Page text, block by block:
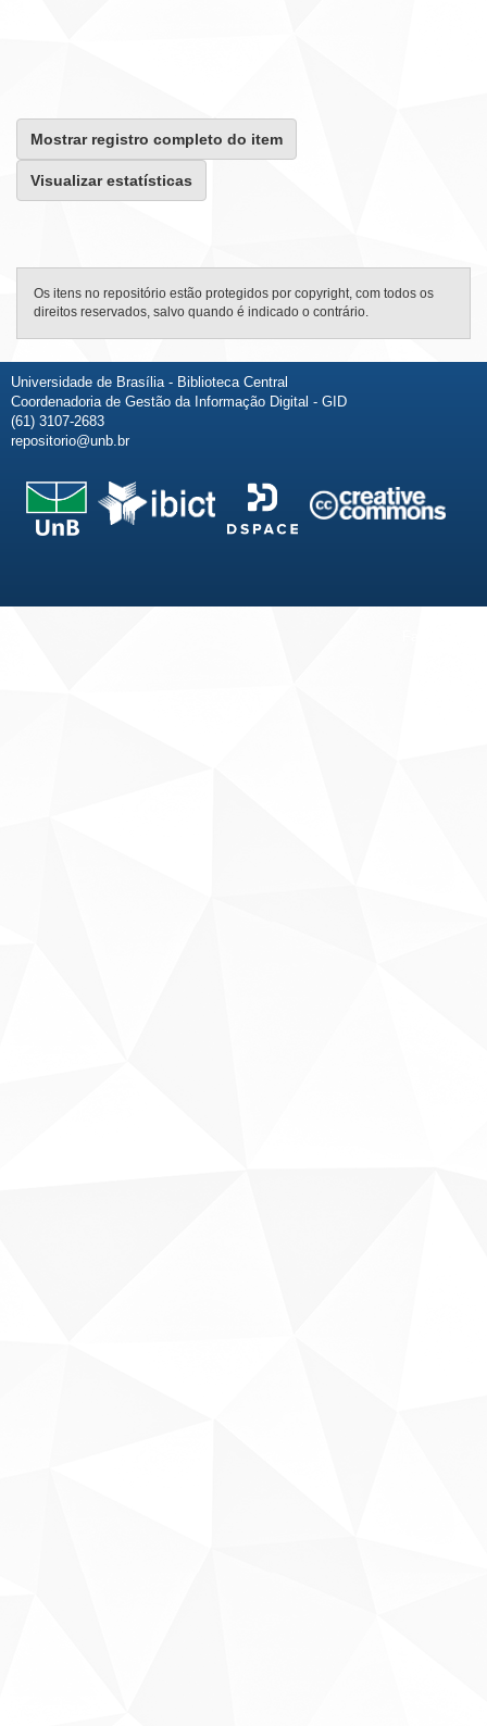
Mostrar registro completo do item
Visualizar estatísticas
Os itens no repositório estão protegidos por copyright, com todos os
direitos reservados, salvo quando é indicado o contrário.
Universidade de Brasília - Biblioteca Central
Coordenadoria de Gestão da Informação Digital - GID
(61) 3107-2683
repositorio@unb.br